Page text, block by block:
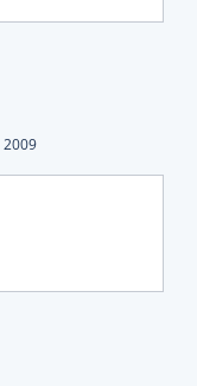
2009